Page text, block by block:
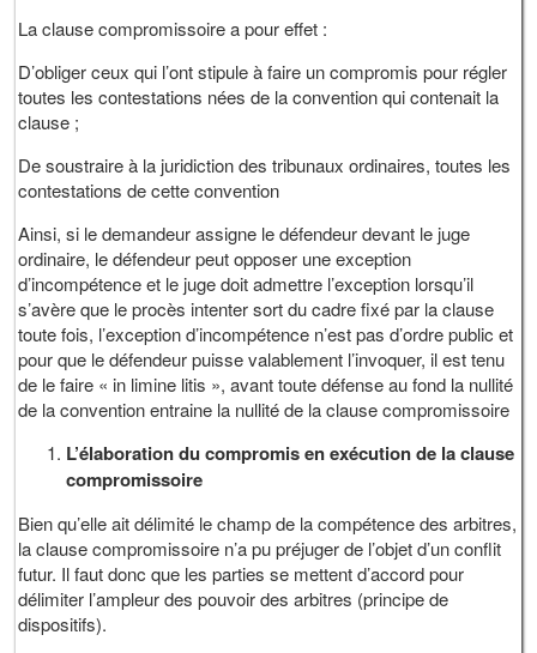
La clause compromissoire a pour effet :
D’obliger ceux qui l’ont stipule à faire un compromis pour régler
toutes les contestations nées de la convention qui contenait la
clause ;
De soustraire à la juridiction des tribunaux ordinaires, toutes les
contestations de cette convention
Ainsi, si le demandeur assigne le défendeur devant le juge
ordinaire, le défendeur peut opposer une exception
d’incompétence et le juge doit admettre l’exception lorsqu’il
s’avère que le procès intenter sort du cadre fixé par la clause
toute fois, l’exception d’incompétence n’est pas d’ordre public et
pour que le défendeur puisse valablement l’invoquer, il est tenu
de le faire « in limine litis », avant toute défense au fond la nullité
de la convention entraine la nullité de la clause compromissoire
L’élaboration du compromis en exécution de la clause
compromissoire
Bien qu’elle ait délimité le champ de la compétence des arbitres,
la clause compromissoire n’a pu préjuger de l’objet d’un conflit
futur. Il faut donc que les parties se mettent d’accord pour
délimiter l’ampleur des pouvoir des arbitres (principe de
dispositifs).